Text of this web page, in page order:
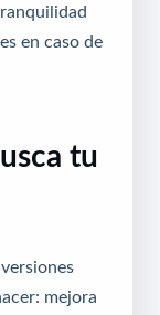
en caso de
tu
mejora